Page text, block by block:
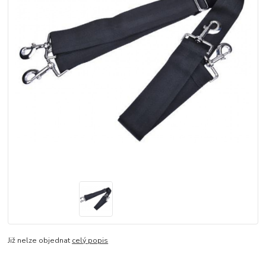
Již nelze objednat celý popis